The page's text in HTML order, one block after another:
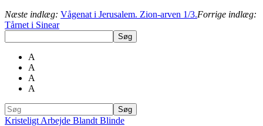
Næste indlæg: Vågenat i Jerusalem. Zion-arven 1/3.Forrige indlæg:
Tårnet i Sinear
A
A
A
A
Kristeligt Arbejde Blandt Blinde